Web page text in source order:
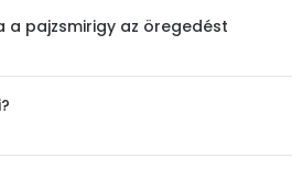
a pajzsmirigy az öregedést